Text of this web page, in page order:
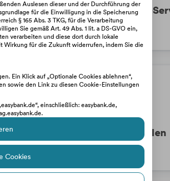
Notfall-
Secure: Sicher online bezahlen
Auslesen dieser und der Durchführung der
für die Einwilligung in die Speicherung
§ 165 Abs. 3 TKG, für die Verarbeitung
Sie gemäß Art. 49 Abs. 1 lit. a DS-GVO ein,
verarbeiten und diese dort durch lokale
Wirkung für die Zukunft widerrufen, indem Sie die
Ein Klick auf „Optionale Cookies ablehnen“,
sowie den Link zu diesen Cookie-Einstellungen
einschließlich: easybank.de,
Cookies